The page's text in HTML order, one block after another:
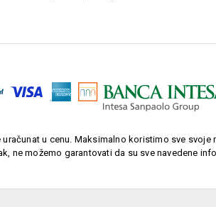
uračunat u cenu. Maksimalno koristimo sve
ne možemo garantovati da su sve navedene